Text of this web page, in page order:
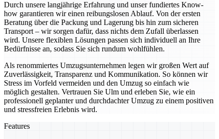
Durch unsere langjährige Erfahrung und unser fundiertes Know-
how garantieren wir einen reibungslosen Ablauf. Von der ersten
Beratung über die Packung und Lagerung bis hin zum sicheren
Transport – wir sorgen dafür, dass nichts dem Zufall überlassen
wird. Unsere flexiblen Lösungen passen sich individuell an Ihre
Bedürfnisse an, sodass Sie sich rundum wohlfühlen.
Als renommiertes Umzugsunternehmen legen wir großen Wert auf
Zuverlässigkeit, Transparenz und Kommunikation. So können wir
Stress im Vorfeld vermeiden und den Umzug so einfach wie
möglich gestalten. Vertrauen Sie Ulm und erleben Sie, wie ein
professionell geplanter und durchdachter Umzug zu einem positiven
und stressfreien Erlebnis wird.
Features